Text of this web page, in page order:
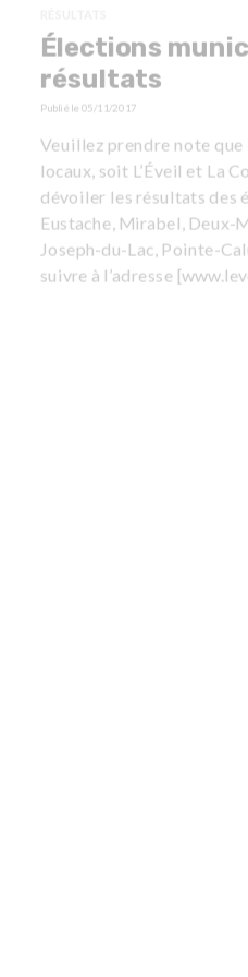
Élections
résultats
Publié le 05/11/2017
Veuillez prendre note que
locaux, soit L’Éveil et La
dévoiler les résultats des
Eustache, Mirabel, Deux-
Joseph-du-Lac, Pointe-
suivre à l’adresse